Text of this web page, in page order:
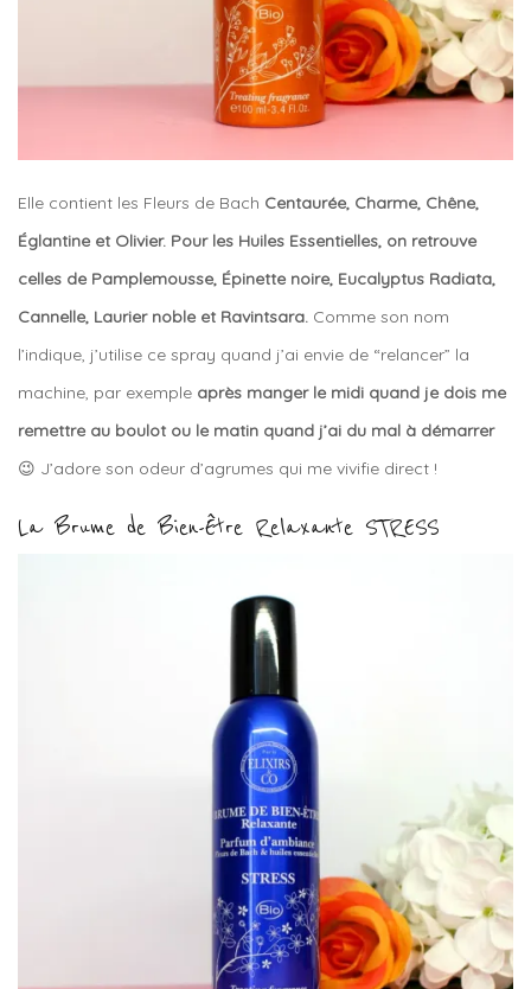
Elle contient les Fleurs de Bach Centaurée, Charme, Chêne,
Églantine et Olivier. Pour les Huiles Essentielles, on retrouve
celles de Pamplemousse, Épinette noire, Eucalyptus Radiata,
Cannelle, Laurier noble et Ravintsara. Comme son nom
l’indique, j’utilise ce spray quand j’ai envie de “relancer” la
machine, par exemple après manger le midi quand je dois me
remettre au boulot ou le matin quand j’ai du mal à démarrer
😉 J’adore son odeur d’agrumes qui me vivifie direct !
La Brume de Bien-Être Relaxante STRESS